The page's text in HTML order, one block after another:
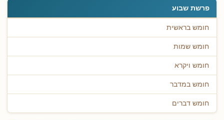
פרשת שבוע
חומש בראשית
חומש שמות
חומש ויקרא
חומש במדבר
חומש דברים